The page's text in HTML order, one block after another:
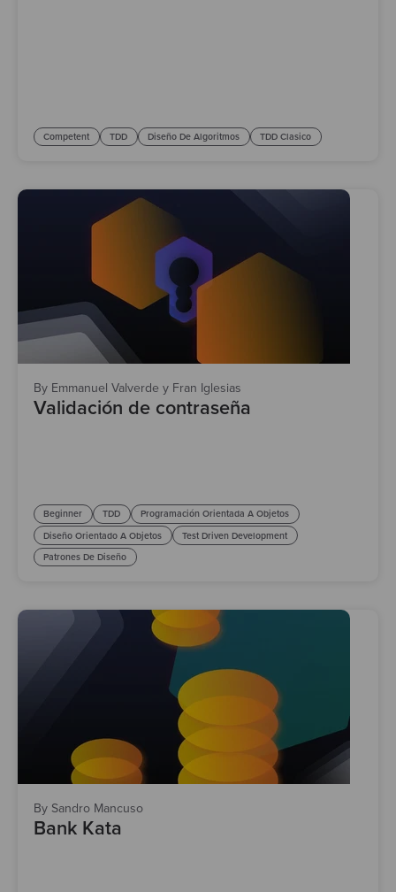
Competent TDD Diseño De Algoritmos TDD Clasico
By Emmanuel Valverde y Fran Iglesias
Validación de contraseña
Beginner TDD
Programación Orientada A Objetos
Diseño Orientado A Objetos
Test Driven Development
Patrones De Diseño
By Sandro Mancuso
Bank Kata